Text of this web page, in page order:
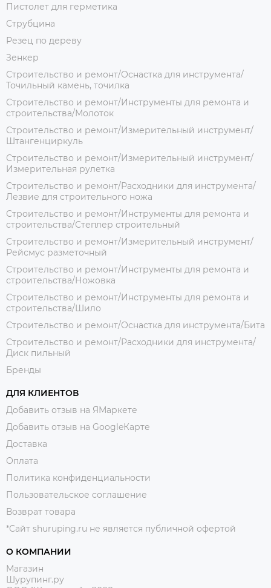
Пистолет для герметика
Струбцина
Резец по дереву
Зенкер
Строительство и ремонт/Оснастка для инструмента/
Точильный камень, точилка
Строительство и ремонт/Инструменты для ремонта и
строительства/Молоток
Строительство и ремонт/Измерительный инструмент/
Штангенциркуль
Строительство и ремонт/Измерительный инструмент/
Измерительная рулетка
Строительство и ремонт/Расходники для инструмента/
Лезвие для строительного ножа
Строительство и ремонт/Инструменты для ремонта и
строительства/Степлер строительный
Строительство и ремонт/Измерительный инструмент/
Рейсмус разметочный
Строительство и ремонт/Инструменты для ремонта и
строительства/Ножовка
Строительство и ремонт/Инструменты для ремонта и
строительства/Шило
Строительство и ремонт/Оснастка для инструмента/Бита
Строительство и ремонт/Расходники для инструмента/
Диск пильный
Бренды
ДЛЯ КЛИЕНТОВ
Добавить отзыв на ЯМаркете
Добавить отзыв на GoogleКарте
Доставка
Оплата
Политика конфиденциальности
Пользовательское соглашение
Возврат товара
*Сайт shuruping.ru не является публичной офертой
О КОМПАНИИ
Магазин
Шурупинг.ру